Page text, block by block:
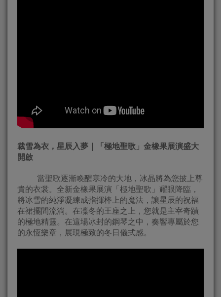
裁雪為衣，星辰入夢｜「極地聖歌」金橡果展演盛大
開啟
當聖歌逐漸喚醒寒冷的大地，冰晶將為您披上尊
貴的衣裳。全新金橡果展演「極地聖歌」耀眼降臨，
將冰雪的純淨凝練成指揮棒上的魔法，讓星辰的祝福
在裙擺間流淌。在凜冬的王座之上，您就是主宰奇蹟
的極地精靈。在這場冰封的鋼琴之中，奏響專屬於您
的永恆樂章，展現極致的冬日儀式感。